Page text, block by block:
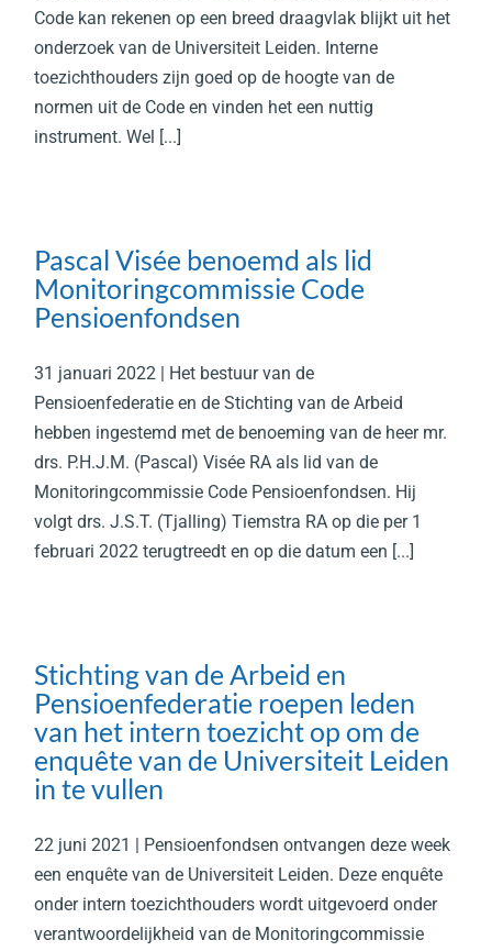
Code kan rekenen op een breed draagvlak blijkt uit het
onderzoek van de Universiteit Leiden. Interne
toezichthouders zijn goed op de hoogte van de
normen uit de Code en vinden het een nuttig
instrument. Wel [...]
Pascal Visée benoemd als lid
Monitoringcommissie Code
Pensioenfondsen
31 januari 2022 | Het bestuur van de
Pensioenfederatie en de Stichting van de Arbeid
hebben ingestemd met de benoeming van de heer mr.
drs. P.H.J.M. (Pascal) Visée RA als lid van de
Monitoringcommissie Code Pensioenfondsen. Hij
volgt drs. J.S.T. (Tjalling) Tiemstra RA op die per 1
februari 2022 terugtreedt en op die datum een [...]
Stichting van de Arbeid en
Pensioenfederatie roepen leden
van het intern toezicht op om de
enquête van de Universiteit Leiden
in te vullen
22 juni 2021 | Pensioenfondsen ontvangen deze week
een enquête van de Universiteit Leiden. Deze enquête
onder intern toezichthouders wordt uitgevoerd onder
verantwoordelijkheid van de Monitoringcommissie